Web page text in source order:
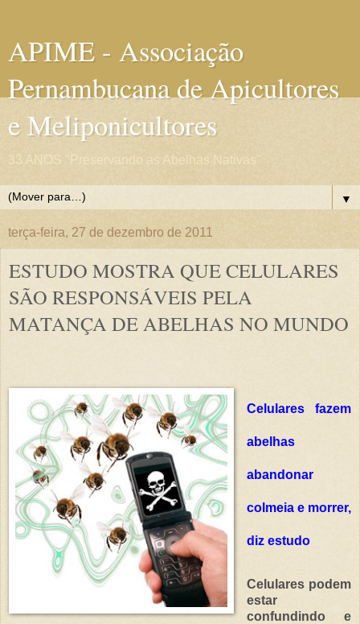
APIME - Associação
Pernambucana de Apicultores
e Meliponicultores
33 ANOS "Preservando as Abelhas Nativas"
▼
terça-feira, 27 de dezembro de 2011
ESTUDO MOSTRA QUE CELULARES
SÃO RESPONSÁVEIS PELA
MATANÇA DE ABELHAS NO MUNDO
Celulares fazem
abelhas
abandonar
colmeia e morrer,
diz estudo
Celulares podem
estar
confundindo e